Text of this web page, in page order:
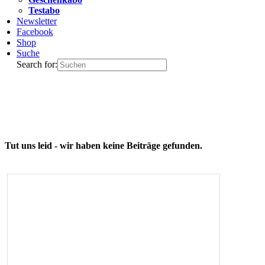
Testabo
Newsletter
Facebook
Shop
Suche
Search for:
Tut uns leid - wir haben keine Beiträge gefunden.